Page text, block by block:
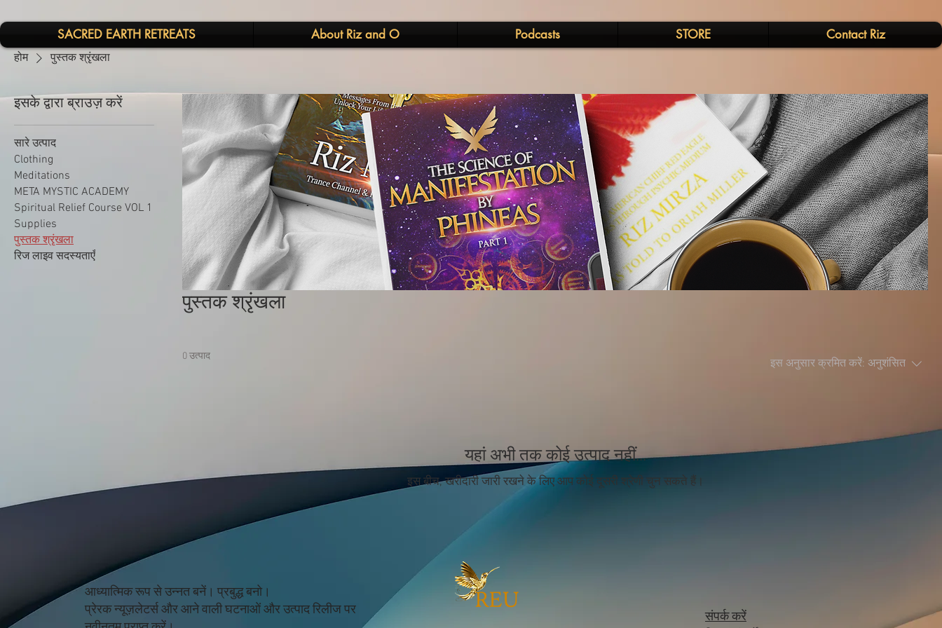
SACRED EARTH RETREATS About Riz and O Podcasts STORE Contact Riz
होम पुस्तक श्रृंखला
इसके द्वारा ब्राउज़ करें
सारे उत्पाद
Clothing
Meditations
META MYSTIC ACADEMY
Spiritual Relief Course VOL 1
Supplies
पुस्तक श्रृंखला
रिज लाइव सदस्यताएँ
पुस्तक श्रृंखला
0 उत्पाद
इस अनुसार क्रमित करें: अनुशंसित
यहां अभी तक कोई उत्पाद नहीं...
इस बीच, खरीदारी जारी रखने के लिए आप कोई दूसरी श्रेणी चुन सकते हैं।
आध्यात्मिक रूप से उन्नत बनें। प्रबुद्ध बनो।
प्रेरक न्यूज़लेटर्स और आने वाली घटनाओं और उत्पाद रिलीज पर
संपर्क करें